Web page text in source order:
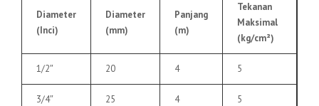
Diameter
(Inci)
Diameter
(mm)
Panjang
(m)
Tekanan
Maksimal
(kg/cm²)
1/2″ 20 4 5
3/4″ 25 4 5